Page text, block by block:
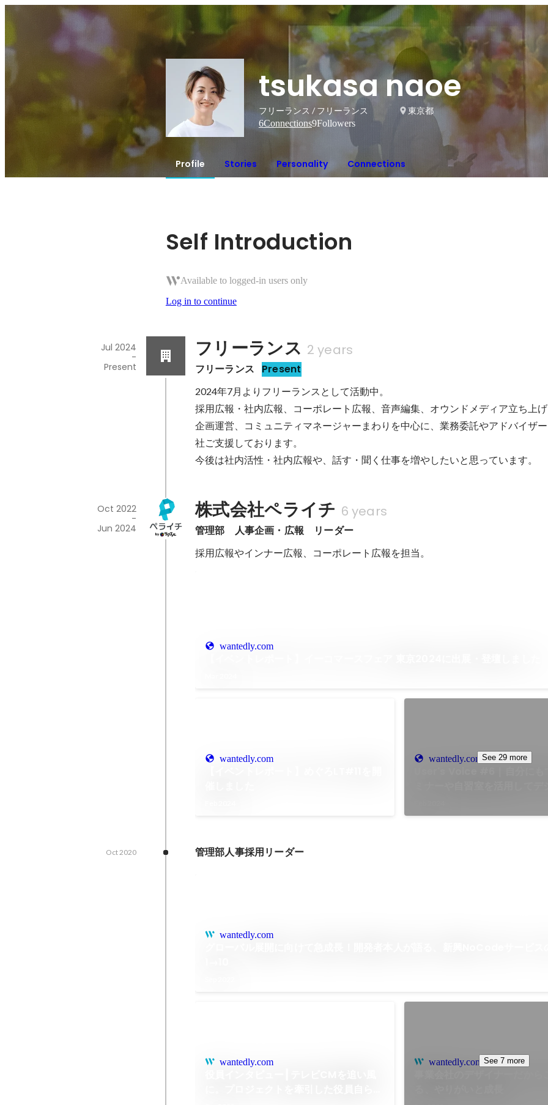
tsukasa naoe
フリーランス / フリーランス
東京都
6Connections9Followers
Profile Stories Personality Connections
Self Introduction
Available to logged-in users only
Log in to continue
フリーランス 2 years
フリーランス Present
Jul 2024
-
Present
2024年7月よりフリーランスとして活動中。
採用広報・社内広報、コーポレート広報、音声編集、オウンドメディア立ち上
企画運営、コミュニティマネージャーまわりを中心に、業務委託やアドバイザ
社ご支援しております。
今後は社内活性・社内広報や、話す・聞く仕事を増やしたいと思っています。
株式会社ペライチ 6 years
管理部　人事企画・広報　リーダー
Oct 2022
-
Jun 2024
採用広報やインナー広報、コーポレート広報を担当。
wantedly.com
wantedly.com wantedly.comSee 29 more
管理部人事採用リーダー
Oct 2020
wantedly.com
wantedly.com wantedly.com See 7 more